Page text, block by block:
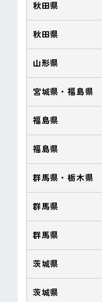
秋田県
秋田県
山形県
宮城県・福島県
福島県
福島県
群馬県・栃木県
群馬県
群馬県
茨城県
茨城県